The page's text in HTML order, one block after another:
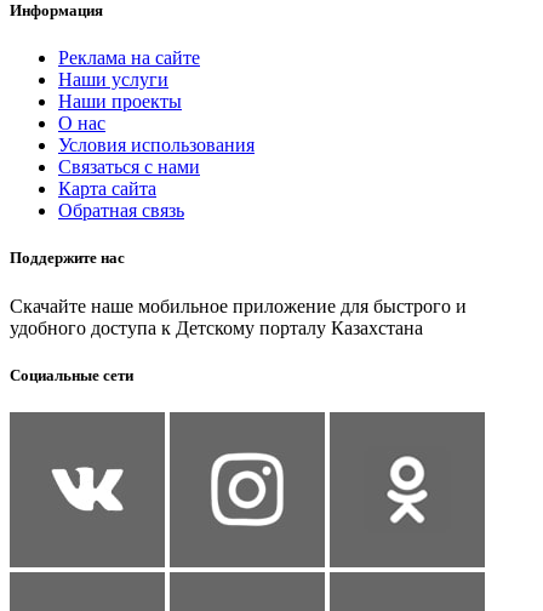
Информация
Реклама на сайте
Наши услуги
Наши проекты
О нас
Условия использования
Связаться с нами
Карта сайта
Обратная связь
Поддержите нас
Скачайте наше мобильное приложение для быстрого и
удобного доступа к Детскому порталу Казахстана
Социальные сети